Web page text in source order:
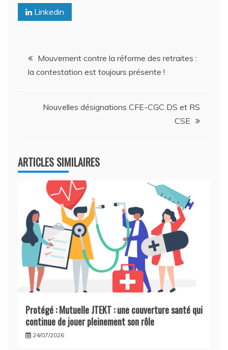
Linkedin
Navigation
de
l’article
Mouvement contre la réforme des retraites :
la contestation est toujours présente !
Nouvelles désignations CFE-CGC DS et RS
CSE
ARTICLES SIMILAIRES
Protégé : Mutuelle JTEKT : une couverture santé qui
continue de jouer pleinement son rôle
24/07/2026